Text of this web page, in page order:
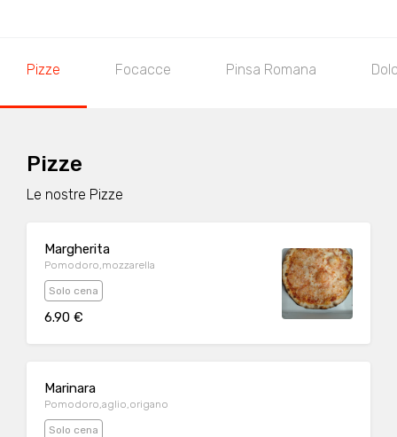
Pizze Focacce Pinsa Romana
Pizze
Le nostre Pizze
Margherita
Pomodoro,mozzarella
Solo cena
6.90 €
Marinara
Pomodoro,aglio,origano
Solo cena